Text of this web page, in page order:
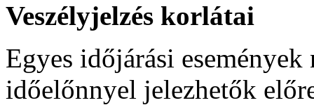
Veszélyjelzés korlátai
Egyes időjárási
időelőnnyel jelezhetők